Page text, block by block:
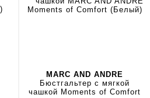
MARC AND ANDRE
Бюстгальтер с мягкой
чашкой Moments of Comfort